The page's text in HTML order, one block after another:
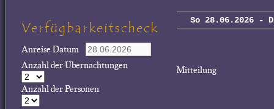
So 28.06.2026 -
Mitteilung
Verfügbarkeitscheck
Anreise Datum
Anzahl der Übernachtungen
Anzahl der Personen